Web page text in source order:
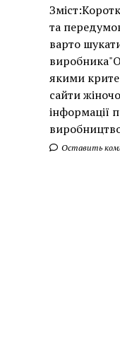
та
варто
якими
сайти
інформації
Оставить